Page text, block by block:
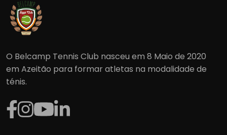
O Belcamp Tennis Club nasceu em 8 Maio de 2020
em Azeitão para formar atletas na modalidade de
ténis.